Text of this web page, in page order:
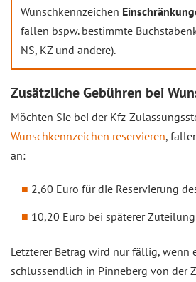
Wunschkennzeichen
fallen bspw. bestimmte
NS, KZ und andere).
Zusätzliche Gebühren bei
Möchten Sie bei der Kfz-
Wunschkennzeichen reservieren,
an:
2,60 Euro für die Reservierung
10,20 Euro bei späterer
Letzterer Betrag wird nur fällig, wenn
schlussendlich in Pinneberg von der